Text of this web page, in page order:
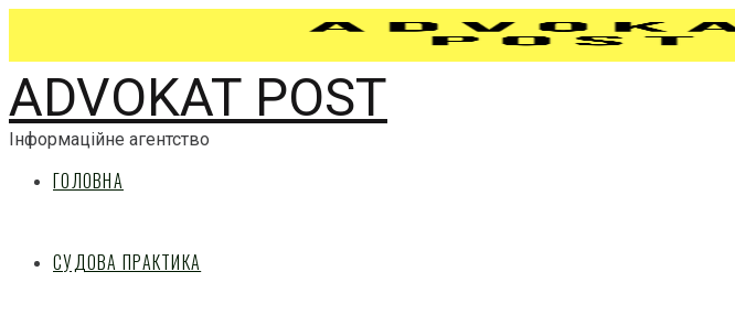
ADVOKAT POST
Інформаційне агентство
ГОЛОВНА
СУДОВА ПРАКТИКА